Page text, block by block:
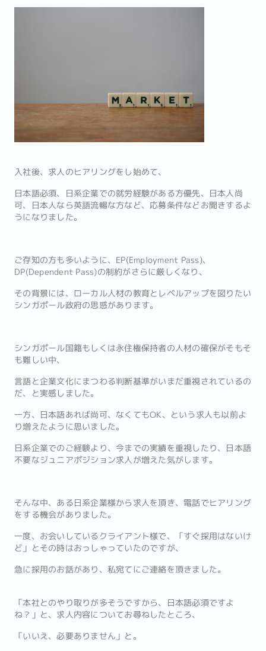
入社後、求人のヒアリングをし始めて、
日本語必須、日系企業での就労経験がある方優先、日本人尚
可、日本人なら英語流暢な方など、応募条件などお聞きするよ
うになりました。
ご存知の方も多いように、EP(Employment Pass)、
DP(Dependent Pass)の制約がさらに厳しくなり、
その背景には、ローカル人材の教育とレベルアップを図りたい
シンガポール政府の思惑があります。
シンガポール国籍もしくは永住権保持者の人材の確保がそもそ
も難しい中、
言語と企業文化にまつわる判断基準がいまだ重視されているの
だ、と実感しました。
一方、日本語あれば尚可、なくてもOK、という求人も以前よ
り増えたように思いました。
日系企業でのご経験より、今までの実績を重視したり、日本語
不要なジュニアポジション求人が増えた気がします。
そんな中、ある日系企業様から求人を頂き、電話でヒアリング
をする機会がありました。
一度、お会いしているクライアント様で、「すぐ採用はないけ
ど」とその時はおっしゃっていたのですが、
急に採用のお話があり、私宛てにご連絡を頂きました。
「本社とのやり取りが多そうですから、日本語必須ですよ
ね？」と、求人内容についてお尋ねしたところ、
「いいえ、必要ありません」と。